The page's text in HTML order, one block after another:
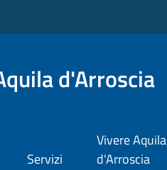
d'Arroscia
Servizi
Vivere Aquila
d'Arroscia